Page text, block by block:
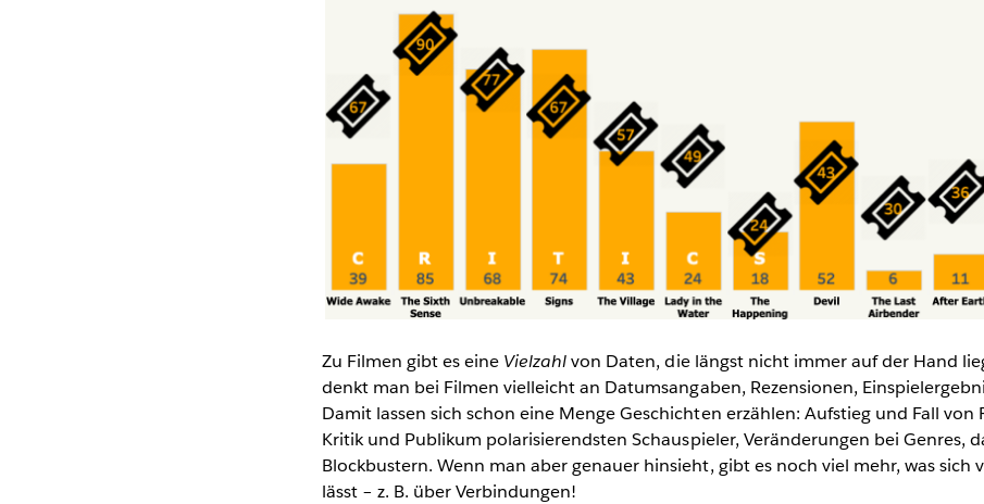
Zu Filmen gibt es eine Vielzahlvon Daten, die längst nicht immer auf der Hand
denkt man bei Filmen vielleicht an Datumsangaben, Rezensionen,
Damit lassen sich schon eine Menge Geschichten erzählen: Aufstieg und Fall von
Kritik und Publikum polarisierendsten Schauspieler, Veränderungen bei Genres,
Blockbustern. Wenn man aber genauer hinsieht, gibt es noch viel mehr, was sich
lässt – z. B. über Verbindungen!